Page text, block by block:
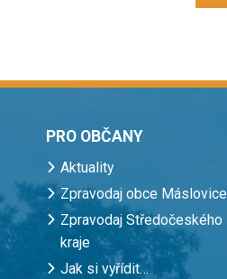
PRO OBČANY
Aktuality
Zpravodaj obce Máslovice
Zpravodaj Středočeského
kraje
Jak si vyřídit…